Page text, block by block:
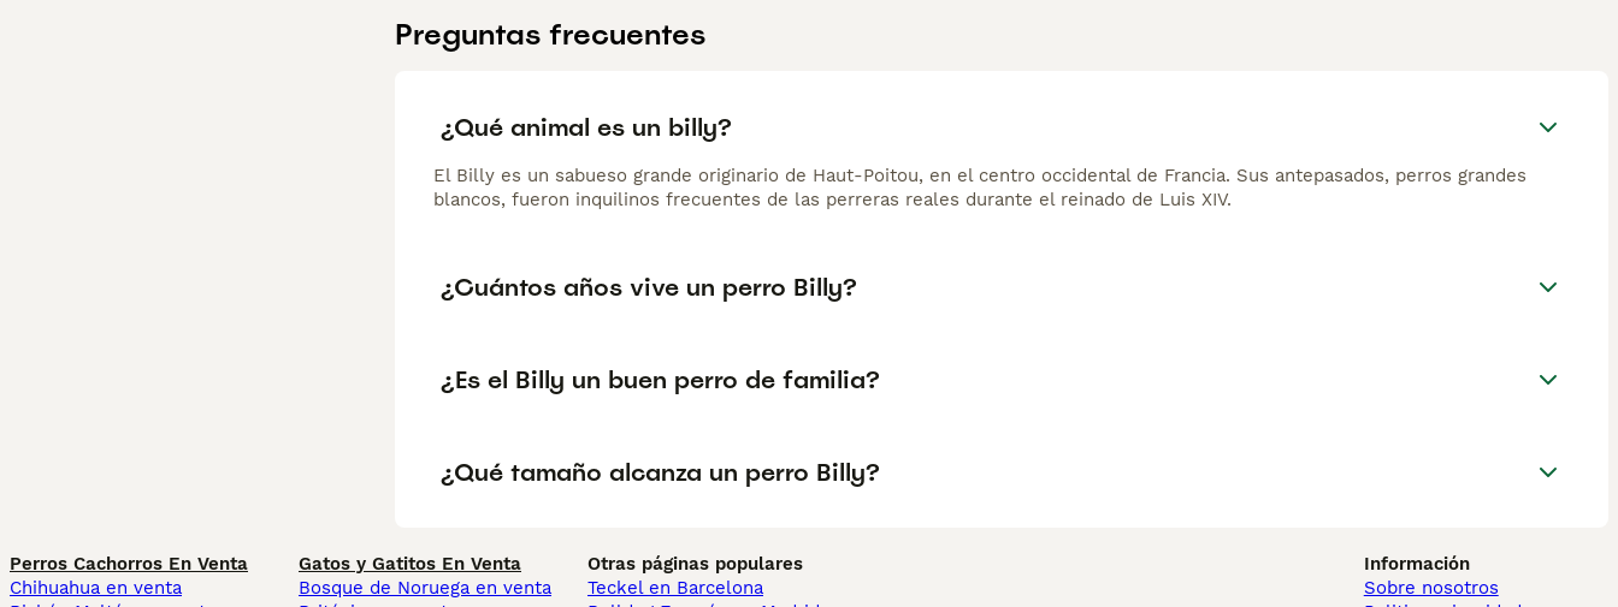
Preguntas frecuentes
¿Qué animal es un billy?
El Billy es un sabueso grande originario de Haut-Poitou, en el centro occidental de Francia. Sus antepasados, perros grandes
blancos, fueron inquilinos frecuentes de las perreras reales durante el reinado de Luis XIV.
¿Cuántos años vive un perro Billy?
¿Es el Billy un buen perro de familia?
¿Qué tamaño alcanza un perro Billy?
Perros Cachorros En Venta
Chihuahua en venta
Gatos y Gatitos En Venta
Bosque de Noruega en venta
Otras páginas populares
Teckel en Barcelona
Información
Sobre nosotros